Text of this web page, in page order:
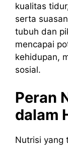
kualitas
serta
tubuh dan
mencapai
kehidupan,
sosial.
Peran
dalam
Nutrisi yang